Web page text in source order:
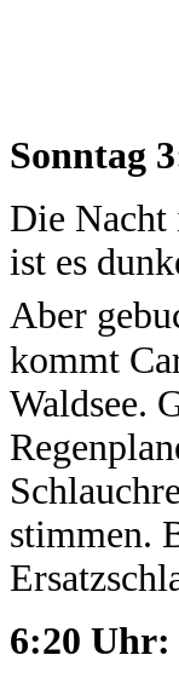
Sonntag
Die Nacht
ist es
Aber
kommt
Waldsee.
stimmen.
6:20 Uhr: